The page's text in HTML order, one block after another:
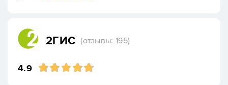
2ГИС (отзывы: 195)
4.9